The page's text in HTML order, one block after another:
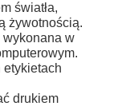
światła,
żywotnością.
wykonana w
etykietach
drukiem